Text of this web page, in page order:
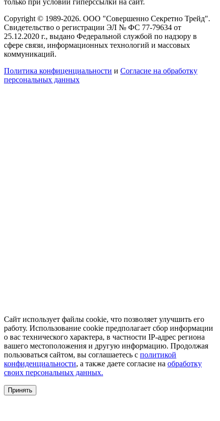
Copyright © 1989-2026. ООО "Совершенно Секретно Трейд".
Свидетельство о регистрации ЭЛ № ФС 77-79634 от
25.12.2020 г., выдано Федеральной службой по надзору в
сфере связи, информационных технологий и массовых
коммуникаций.
Политика конфиценциальности и Согласие на обработку
персональных данных
Сайт использует файлы cookie, что позволяет улучшить его
работу. Использование cookie предполагает сбор информации
о вас технического характера, в частности IP-адрес региона
вашего местоположения и другую информацию. Продолжая
пользоваться сайтом, вы соглашаетесь с политикой
конфиденциальности, а также даете согласие на обработку
своих персональных данных.
Принять